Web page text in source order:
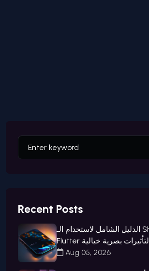
Recent Posts
الدليل الشامل لاستخدام الـ Shaders في
Flutter لتأثيرات بصرية خيالية
Aug 05, 2026